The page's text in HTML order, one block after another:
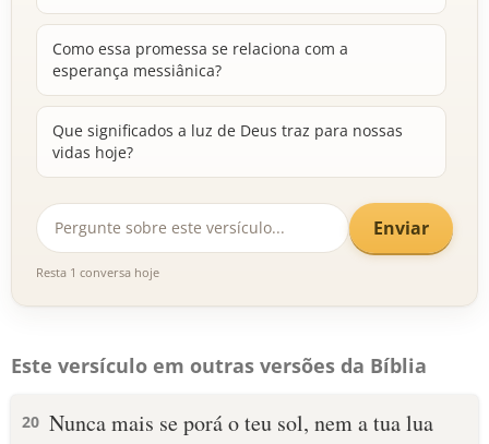
Como essa promessa se relaciona com a
esperança messiânica?
Que significados a luz de Deus traz para nossas
vidas hoje?
Enviar
Resta 1 conversa hoje
Este versículo em outras versões da Bíblia
20 Nunca mais se porá o teu sol, nem a tua lua